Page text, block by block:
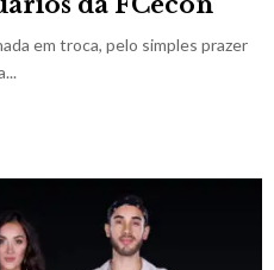
em troca, pelo simples prazer